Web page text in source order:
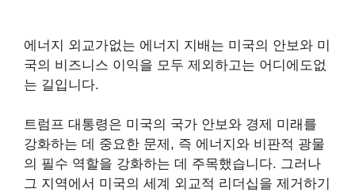
에너지 외교가없는 에너지 지배는 미국의 안보와 미
국의 비즈니스 이익을 모두 제외하고는 어디에도없
는 길입니다.
트럼프 대통령은 미국의 국가 안보와 경제 미래를
강화하는 데 중요한 문제, 즉 에너지와 비판적 광물
의 필수 역할을 강화하는 데 주목했습니다. 그러나
그 지역에서 미국의 세계 외교적 리더십을 제거하기